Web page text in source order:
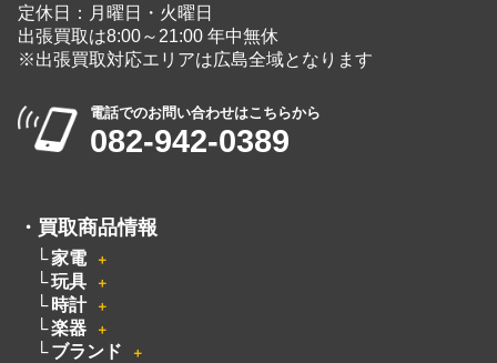
定休日：月曜日・火曜日
出張買取は8:00～21:00 年中無休
※出張買取対応エリアは広島全域となります
電話でのお問い合わせはこちらから
082-942-0389
・ 買取商品情報
家電 ＋
玩具 ＋
時計 ＋
楽器 ＋
ブランド ＋